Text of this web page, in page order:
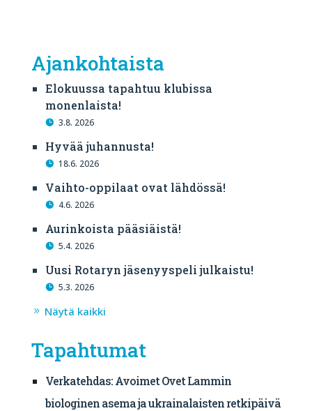
Ajankohtaista
Elokuussa tapahtuu klubissa
monenlaista!
3.8. 2026
Hyvää juhannusta!
18.6. 2026
Vaihto-oppilaat ovat lähdössä!
4.6. 2026
Aurinkoista pääsiäistä!
5.4. 2026
Uusi Rotaryn jäsenyyspeli julkaistu!
5.3. 2026
Näytä kaikki
Tapahtumat
Verkatehdas: Avoimet Ovet Lammin
biologinen asema ja ukrainalaisten retkipäivä